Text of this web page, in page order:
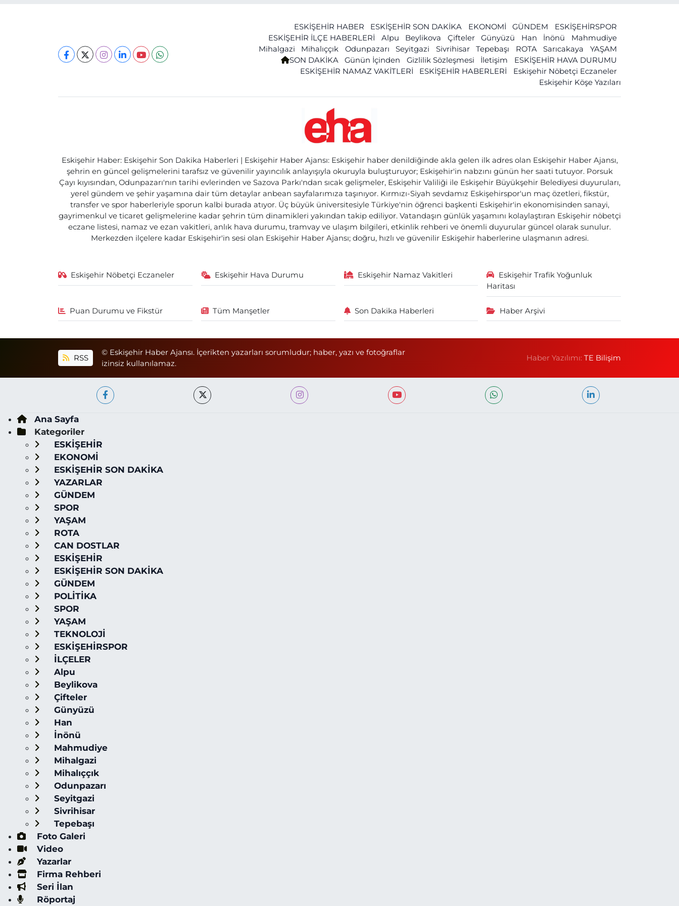
ESKİŞEHİR HABER ESKİŞEHİR SON DAKİKA EKONOMİ GÜNDEM
ESKİŞEHİRSPOR
ESKİŞEHİR İLÇE HABERLERİ
Alpu Beylikova Çifteler Günyüzü Han İnönü
Mahmudiye
Mihalgazi
Mihalıççık Odunpazarı Seyitgazi Sivrihisar Tepebaşı ROTA Sarıcakaya
YAŞAM
SON DAKİKA
Günün İçinden Gizlilik Sözleşmesi İletişim
ESKİŞEHİR HAVA DURUMU
ESKİŞEHİR NAMAZ VAKİTLERİ
ESKİŞEHİR HABERLERİ
Eskişehir Nöbetçi Eczaneler
Eskişehir Köşe Yazıları
Eskişehir Haber: Eskişehir Son Dakika Haberleri | Eskişehir Haber Ajansı: Eskişehir haber denildiğinde akla gelen ilk adres olan Eskişehir Haber Ajansı,
şehrin en güncel gelişmelerini tarafsız ve güvenilir yayıncılık anlayışıyla okuruyla buluşturuyor; Eskişehir'in nabzını günün her saati tutuyor. Porsuk
Çayı kıyısından, Odunpazarı'nın tarihi evlerinden ve Sazova Parkı'ndan sıcak gelişmeler, Eskişehir Valiliği ile Eskişehir Büyükşehir Belediyesi duyuruları,
yerel gündem ve şehir yaşamına dair tüm detaylar anbean sayfalarımıza taşınıyor. Kırmızı-Siyah sevdamız Eskişehirspor'un maç özetleri, fikstür,
transfer ve spor haberleriyle sporun kalbi burada atıyor. Üç büyük üniversitesiyle Türkiye'nin öğrenci başkenti Eskişehir'in ekonomisinden sanayi,
gayrimenkul ve ticaret gelişmelerine kadar şehrin tüm dinamikleri yakından takip ediliyor. Vatandaşın günlük yaşamını kolaylaştıran Eskişehir nöbetçi
eczane listesi, namaz ve ezan vakitleri, anlık hava durumu, tramvay ve ulaşım bilgileri, etkinlik rehberi ve önemli duyurular güncel olarak sunulur.
Merkezden ilçelere kadar Eskişehir'in sesi olan Eskişehir Haber Ajansı; doğru, hızlı ve güvenilir Eskişehir haberlerine ulaşmanın adresi.
Eskişehir Nöbetçi Eczaneler Eskişehir Hava Durumu Eskişehir Namaz Vakitleri
Eskişehir Trafik Yoğunluk
Haritası
Puan Durumu ve Fikstür Tüm Manşetler Son Dakika Haberleri Haber Arşivi
RSS
© Eskişehir Haber Ajansı. İçerikten yazarları sorumludur; haber, yazı ve fotoğraflar
izinsiz kullanılamaz.
Haber Yazılımı:TE Bilişim
Ana Sayfa
Kategoriler
ESKİŞEHİR
EKONOMİ
ESKİŞEHİR SON DAKİKA
YAZARLAR
GÜNDEM
SPOR
YAŞAM
ROTA
CAN DOSTLAR
ESKİŞEHİR
ESKİŞEHİR SON DAKİKA
GÜNDEM
POLİTİKA
SPOR
YAŞAM
TEKNOLOJİ
ESKİŞEHİRSPOR
İLÇELER
Alpu
Beylikova
Çifteler
Günyüzü
Han
İnönü
Mahmudiye
Mihalgazi
Mihalıççık
Odunpazarı
Seyitgazi
Sivrihisar
Tepebaşı
Foto Galeri
Video
Yazarlar
Firma Rehberi
Seri İlan
Röportaj